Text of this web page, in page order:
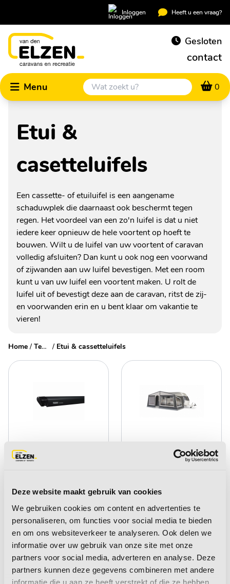
Deze website maakt gebruik van cookies
We gebruiken cookies om content en advertenties te
personaliseren, om functies voor social media te bieden
en om ons websiteverkeer te analyseren. Ook delen we
informatie over uw gebruik van onze site met onze
partners voor social media, adverteren en analyse. Deze
partners kunnen deze gegevens combineren met andere
informatie die u aan ze heeft verstrekt of die ze hebben
Inloggen Heeft u een vraag?
Gesloten
contact
Menu 0
Etui &
casetteluifels
Een cassette- of etuiluifel is een aangename
schaduwplek die daarnaast ook beschermt tegen
regen. Het voordeel van een zo'n luifel is dat u niet
iedere keer opnieuw de hele voortent op hoeft te
bouwen. Wilt u de luifel van uw voortent of caravan
volledig afsluiten? Dan kunt u ook nog een voorwand
of zijwanden aan uw luifel bevestigen. Met een room
kunt u van uw luifel een voortent maken. U rolt de
luifel uit of bevestigt deze aan de caravan, ritst de zij-
en voorwanden erin en u bent klaar om vakantie te
vieren!
Home / Tenten & luifels / Etui & cassetteluifels
Voorwanden